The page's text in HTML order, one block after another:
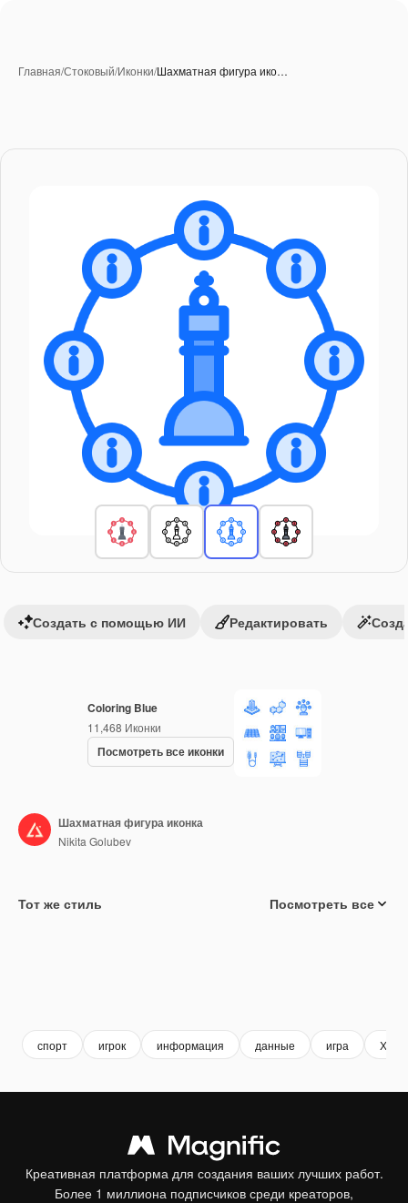
Главная/Стоковый/Иконки/Шахматная фигура ико…
Coloring Blue
11,468 Иконки
Посмотреть все иконки
Создать с помощью ИИ Редактировать
Шахматная фигура иконка
Nikita Golubev
Тот же стиль Посмотреть все
спорт игрок информация данные игра
Креативная платформа для создания ваших лучших работ.
Более 1 миллиона подписчиков среди креаторов,